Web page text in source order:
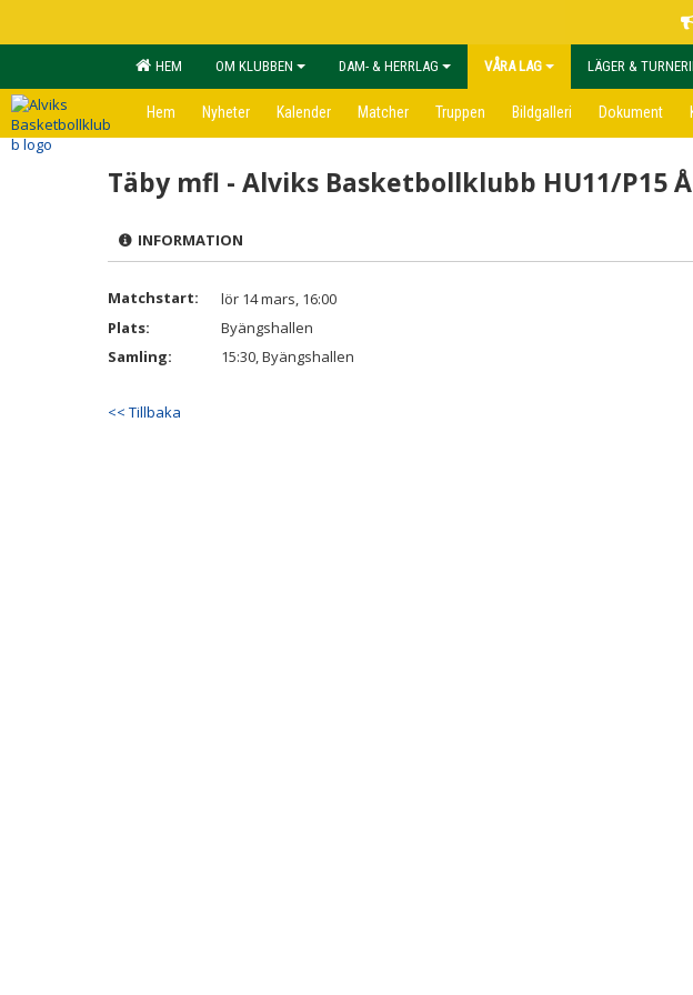
HEM OM KLUBBEN DAM- & HERRLAG VÅRA LAG LÄGER &
Hem Nyheter Kalender Matcher Truppen Bildgalleri Dokument
Täby mfl - Alviks Basketbollklubb HU11/P15
INFORMATION
Matchstart:
lör 14 mars, 16:00
Plats:
Byängshallen
Samling:
15:30, Byängshallen
<< Tillbaka